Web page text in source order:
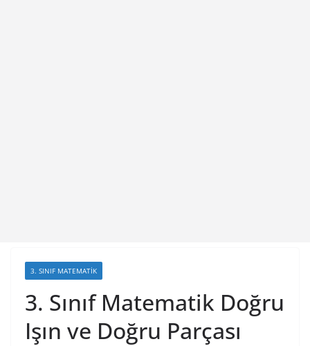
3. SINIF MATEMATIK
3. Sınıf Matematik Doğru
Işın ve Doğru Parçası